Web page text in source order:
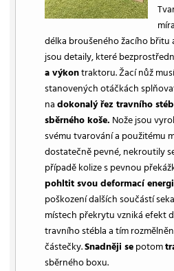
délka broušeného žacího břitu
jsou detaily, které
a výkontraktoru. Žací nůž
stanovených otáčkách
nadokonalý řez travního
sběrného koše. Nože jsou
svému tvarování a použitému
dostatečně pevné, nekroutily
případě kolize s pevnou
pohltit svou deformací
poškození dalších součástí
místech překrytu vzniká efekt
travního stébla a tím
částečky.Snadněji sepotom
sběrného boxu.